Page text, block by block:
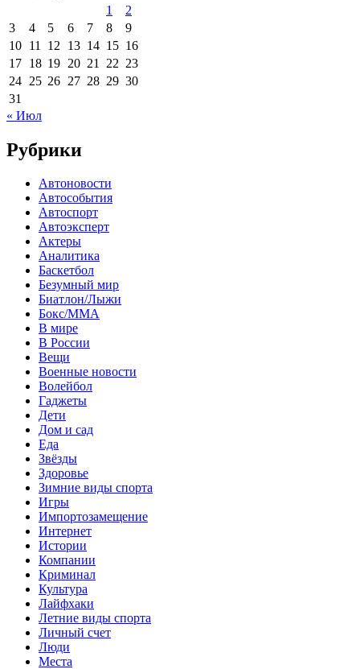
1
2
3
4 5 6 7 8
9
10 11 12 13 14 15 16
17 18 19 20 21 22 23
24 25 26 27 28 29 30
31
« Июл
Рубрики
Автоновости
Автособытия
Автоспорт
Автоэксперт
Актеры
Аналитика
Баскетбол
Безумный мир
Биатлон/Лыжи
Бокс/MMA
В мире
В России
Вещи
Военные новости
Волейбол
Гаджеты
Дети
Дом и сад
Еда
Звёзды
Здоровье
Зимние виды спорта
Игры
Импортозамещение
Интернет
Истории
Компании
Криминал
Культура
Лайфхаки
Летние виды спорта
Личный счет
Люди
Места